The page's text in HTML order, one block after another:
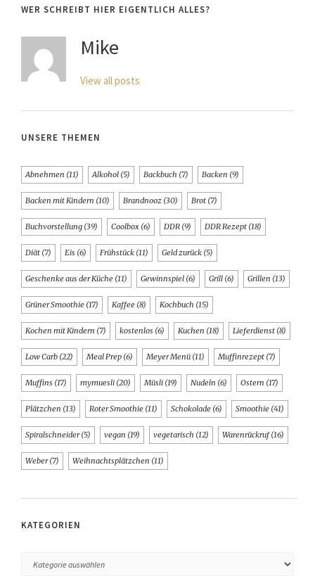
WER SCHREIBT HIER EIGENTLICH ALLES?
Mike
View all posts
UNSERE THEMEN
Abnehmen (11) Alkohol (5) Backbuch (7) Backen (9)
Backen mit Kindern (10) Brandnooz (30) Brot (7)
Buchvorstellung (39) Coolbox (6) DDR (9) DDR Rezept (18)
Diät (7) Eis (6) Frühstück (11) Geld zurück (5)
Geschenke aus der Küche (11) Gewinnspiel (6) Grill (6) Grillen (13)
Grüner Smoothie (17) Kaffee (8) Kochbuch (15)
Kochen mit Kindern (7) kostenlos (6) Kuchen (18) Lieferdienst (8)
Low Carb (22) Meal Prep (6) Meyer Menü (11) Muffinrezept (7)
Muffins (17) mymuesli (20) Müsli (19) Nudeln (6) Ostern (17)
Plätzchen (13) Roter Smoothie (11) Schokolade (6) Smoothie (41)
Spiralschneider(5) vegan (19) vegetarisch (12) Warenrückruf(16)
Weber(7) Weihnachtsplätzchen (11)
KATEGORIEN